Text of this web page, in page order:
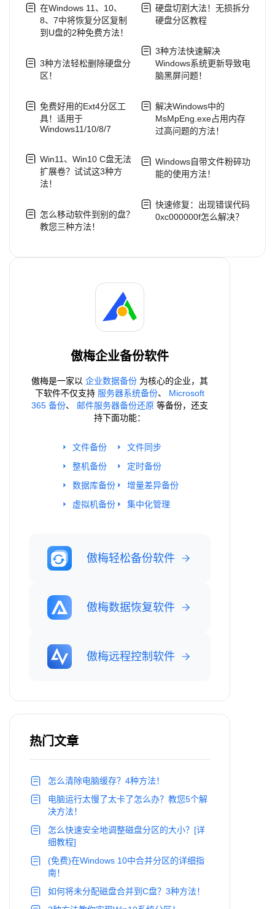
在Windows 11、10、
8、7中将恢复分区复制
到U盘的2种免费方法！
3种方法轻松删除硬盘分
区！
免费好用的Ext4分区工
具！适用于
Windows11/10/8/7
Win11、Win10 C盘无法
扩展卷？试试这3种方
法！
怎么移动软件到别的盘？
教您三种方法！
硬盘切割大法！无损拆分
硬盘分区教程
3种方法快速解决
Windows系统更新导致电
脑黑屏问题！
解决Windows中的
MsMpEng.exe占用内存
过高问题的方法！
Windows自带文件粉碎功
能的使用方法！
快速修复：出现错误代码
0xc000000f怎么解决？
傲梅企业备份软件
傲梅是一家以 企业数据备份 为核心的企业，其
下软件不仅支持 服务器系统备份、 Microsoft
365 备份、 邮件服务器备份还原 等备份，还支
持下面功能：
文件备份
整机备份
数据库备份
虚拟机备份
文件同步
定时备份
增量差异备份
集中化管理
傲梅轻松备份软件
傲梅数据恢复软件
傲梅远程控制软件
热门文章
怎么清除电脑缓存？4种方法！
电脑运行太慢了太卡了怎么办？教您5个解
决方法！
怎么快速安全地调整磁盘分区的大小？[详
细教程]
(免费)在Windows 10中合并分区的详细指
南！
如何将未分配磁盘合并到C盘？3种方法！